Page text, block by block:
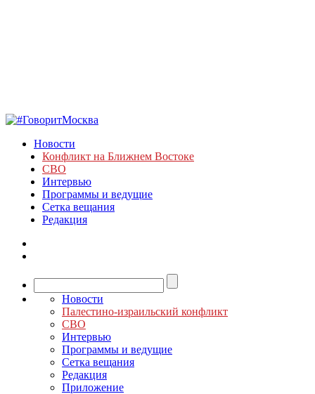
Новости
Конфликт на Ближнем Востоке
СВО
Интервью
Программы и ведущие
Сетка вещания
Редакция
Новости
Палестино-израильский конфликт
СВО
Интервью
Программы и ведущие
Сетка вещания
Редакция
Приложение